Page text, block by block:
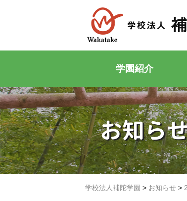
学園紹介
お知ら
学校法人補陀学園 > お知らせ >